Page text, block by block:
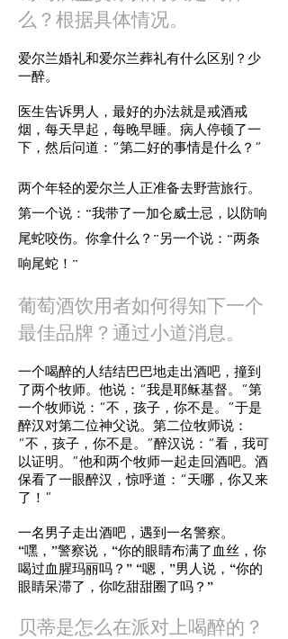
么？根据具体情况。
爱尔兰婚礼和爱尔兰葬礼有什么区别？少
一醉。
医生告诉男人，最好的办法就是戒酒戒
烟，每天早起，每晚早睡。病人停顿了一
下，然后问道：“第二好的事情是什么？”
两个年轻的爱尔兰人正准备去野营旅行。
第一个说：“我带了一加仑威士忌，以防响
尾蛇咬伤。你拿什么？”另一个说：“两条
响尾蛇！”
葡萄酒饮用者如何得知下一个
最佳品牌？通过小道消息。
一个喝醉的人结结巴巴地走出酒吧，撞到
了两个牧师。他说：“我是耶稣基督。”第
一个牧师说：“不，孩子，你不是。”于是
醉汉对第二位神父说。第二位牧师说：
“不，孩子，你不是。”醉汉说：“看，我可
以证明。”他和两个牧师一起走回酒吧。酒
保看了一眼醉汉，惊呼道：“天哪，你又来
了！”
一名男子走出酒吧，遇到一名警察。
“嘿，”警察说，“你的眼睛布满了血丝，你
喝过血腥玛丽吗？” “嗯，”男人说，“你的
眼睛呆滞了，你吃甜甜圈了吗？”
贝蒂是怎么在派对上喝醉的？